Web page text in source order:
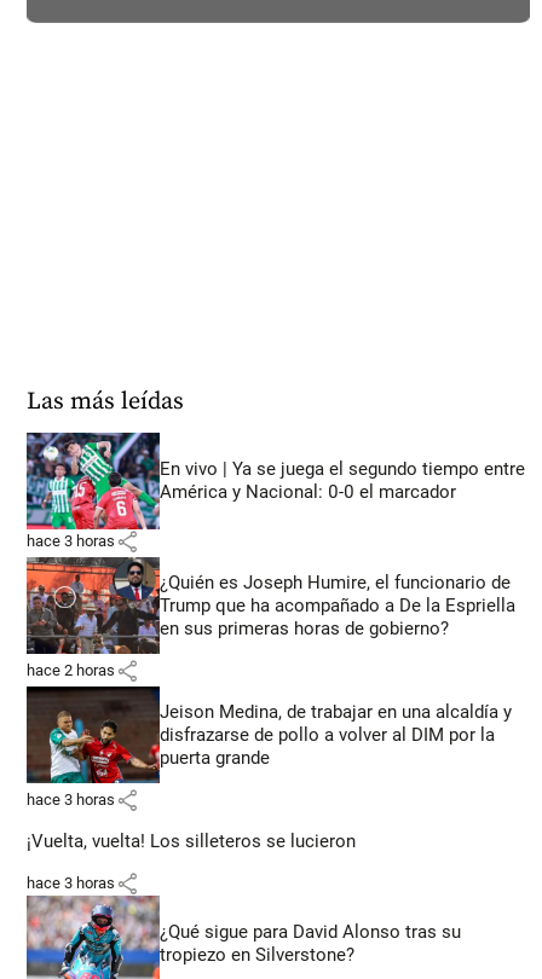
Las más leídas
En vivo | Ya se juega el segundo tiempo entre
América y Nacional: 0-0 el marcador
hace 3 horas share
¿Quién es Joseph Humire, el funcionario de
Trump que ha acompañado a De la Espriella
en sus primeras horas de gobierno?
hace 2 horas share
Jeison Medina, de trabajar en una alcaldía y
disfrazarse de pollo a volver al DIM por la
puerta grande
hace 3 horas share
¡Vuelta, vuelta! Los silleteros se lucieron
hace 3 horas share
¿Qué sigue para David Alonso tras su
tropiezo en Silverstone?